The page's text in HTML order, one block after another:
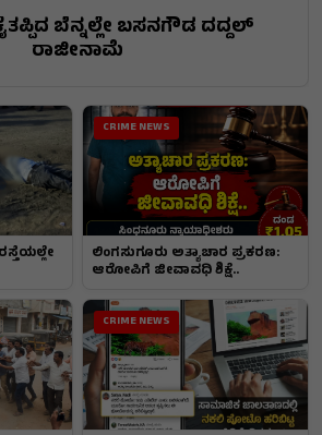
ಬೆನ್ನಲ್ಲೇ ಬಸನಗೌಡ ದದ್ದಲ್
ರಾಜೀನಾಮೆ
CRIME NEWS
ಲಿಂಗಸುಗೂರು ಅತ್ಯಾಚಾರ ಪ್ರಕರಣ:
ಆರೋಪಿಗೆ ಜೀವಾವಧಿ ಶಿಕ್ಷೆ..
CRIME NEWS